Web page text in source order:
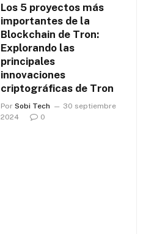
Los 5 proyectos más
importantes de la
Blockchain de Tron:
Explorando las
principales
innovaciones
criptográficas de Tron
Por Sobi Tech
30 septiembre
2024
0